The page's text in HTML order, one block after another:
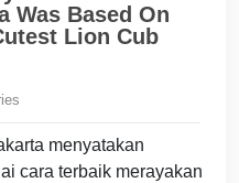
menyatakan
cara terbaik merayakan